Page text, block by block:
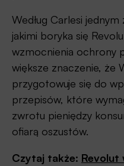
Według Carlesi
jakimi boryka się
wzmocnienia ochrony
większe znaczenie, że
przygotowuje się do
przepisów, które
zwrotu pieniędzy
ofiarą oszustów.
Czytaj także: Revolut